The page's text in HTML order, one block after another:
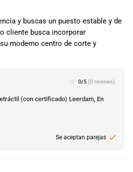
y buscas un puesto estable y de
cliente busca incorporar
moderno centro de corte y
star_border 0/5 (0 reviews)
(con certificado) Leerdam, En
Se aceptan parejas check